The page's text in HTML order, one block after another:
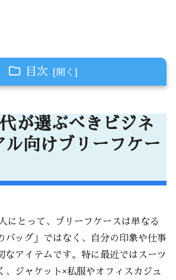
目次
スとは
も私服にもなじむシンプルで洗練
ザイン
ら見るブリーフケース選びのリア
の予算感
帯ごとのおすすめポイント
機能性を両立させるブランドの選
が選ぶべきビジネ
ル向けブリーフケー
にとって、ブリーフケースは単なる
バッグ」ではなく、自分の印象や仕事
なアイテムです。特に最近ではスーツ
、ジャケット×私服やオフィスカジュ